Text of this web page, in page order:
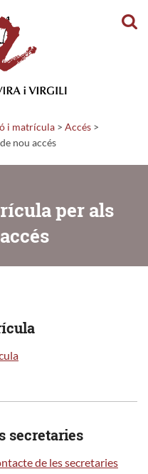
i matrícula > Accés >
nou accés
per als
secretaries
de les secretaries